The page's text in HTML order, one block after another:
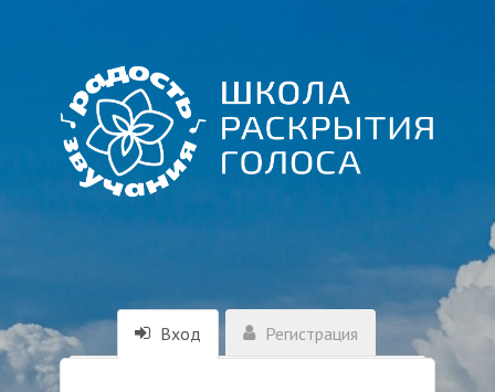
Вход Регистрация